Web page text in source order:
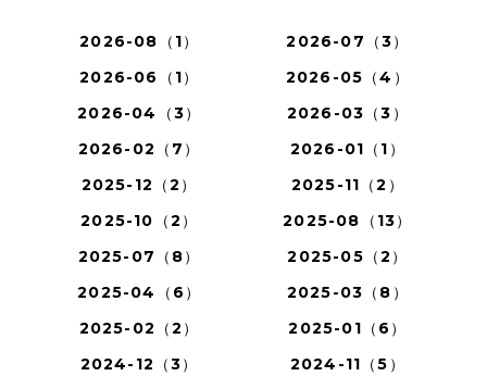
2026-08（1）
2026-07（3）
2026-06（1）
2026-05（4）
2026-04（3）
2026-03（3）
2026-02（7）
2026-01（1）
2025-12（2）
2025-11（2）
2025-10（2）
2025-08（13）
2025-07（8）
2025-05（2）
2025-04（6）
2025-03（8）
2025-02（2）
2025-01（6）
2024-12（3）
2024-11（5）